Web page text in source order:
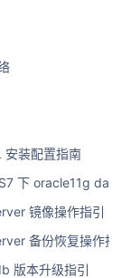
安装配置指南
下 oracle11g
镜像操作指引
备份恢复操作指引
版本升级指引